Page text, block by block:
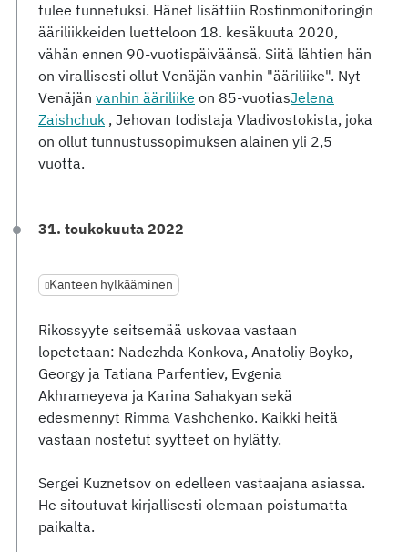
tulee tunnetuksi. Hänet lisättiin Rosfinmonitoringin
ääriliikkeiden luetteloon 18. kesäkuuta 2020,
vähän ennen 90-vuotispäiväänsä. Siitä lähtien hän
on virallisesti ollut Venäjän vanhin "ääriliike". Nyt
Venäjän vanhin ääriliike on 85-vuotiasJelena
Zaishchuk , Jehovan todistaja Vladivostokista, joka
on ollut tunnustussopimuksen alainen yli 2,5
vuotta.
31. toukokuuta 2022
Kanteen hylkääminen
Rikossyyte seitsemää uskovaa vastaan
lopetetaan: Nadezhda Konkova, Anatoliy Boyko,
Georgy ja Tatiana Parfentiev, Evgenia
Akhrameyeva ja Karina Sahakyan sekä
edesmennyt Rimma Vashchenko. Kaikki heitä
vastaan nostetut syytteet on hylätty.
Sergei Kuznetsov on edelleen vastaajana asiassa.
He sitoutuvat kirjallisesti olemaan poistumatta
paikalta.